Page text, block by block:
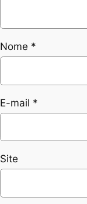
Nome *
E-mail *
Site